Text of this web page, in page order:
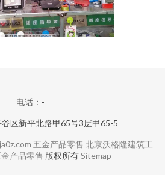
电话：-
区新平北路甲65号3层甲65-5
五金产品零售 北京沃格隆建筑工
产品零售 版权所有Sitemap